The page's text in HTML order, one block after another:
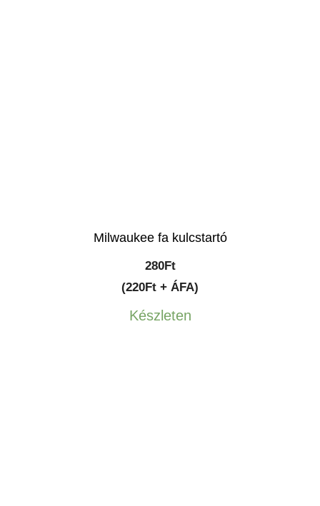
Milwaukee fa kulcstartó
280Ft
(220Ft + ÁFA)
Készleten